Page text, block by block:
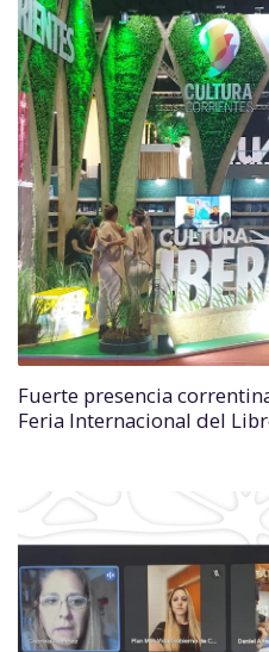
Fuerte presencia
Feria Internacional del